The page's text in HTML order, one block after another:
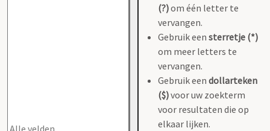
(?)om één letter te
vervangen.
Gebruik een sterretje (*)
om meer letters te
vervangen.
Gebruik een dollarteken
($)voor uw zoekterm
voor resultaten die op
elkaar lijken.